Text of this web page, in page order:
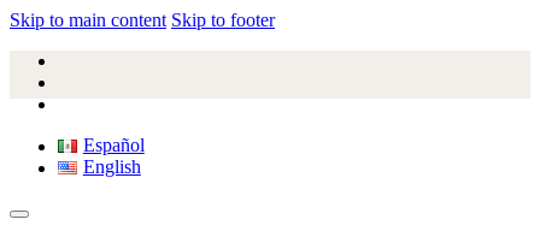
Skip to main content Skip to footer
Español
English